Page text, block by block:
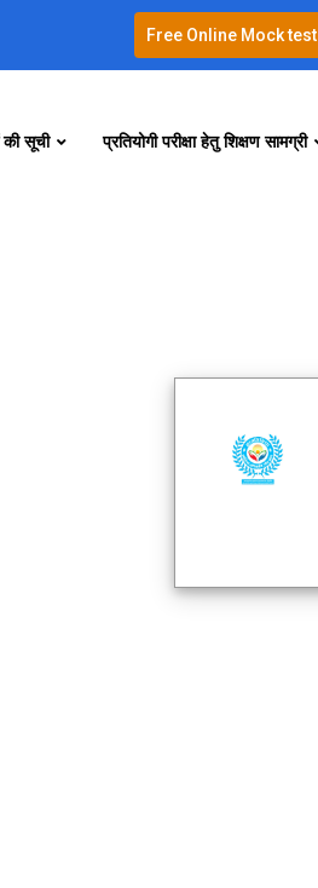
Free Online Mock test
सूची प्रतियोगी परीक्षा हेतु शिक्षण सामग्री